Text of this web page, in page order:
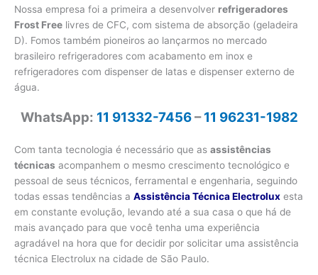
Nossa empresa foi a primeira a desenvolver refrigeradores
Frost Free livres de CFC, com sistema de absorção (geladeira
D). Fomos também pioneiros ao lançarmos no mercado
brasileiro refrigeradores com acabamento em inox e
refrigeradores com dispenser de latas e dispenser externo de
água.
WhatsApp: 11 91332-7456–11 96231-1982
Com tanta tecnologia é necessário que as assistências
técnicas acompanhem o mesmo crescimento tecnológico e
pessoal de seus técnicos, ferramental e engenharia, seguindo
todas essas tendências a Assistência Técnica Electrolux esta
em constante evolução, levando até a sua casa o que há de
mais avançado para que você tenha uma experiência
agradável na hora que for decidir por solicitar uma assistência
técnica Electrolux na cidade de São Paulo.